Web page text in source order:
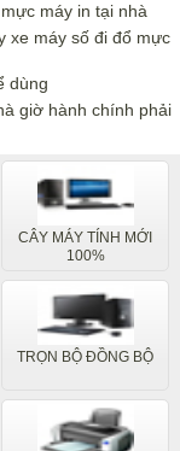
máy in tại nhà
xe máy số đi đổ mực
dùng
giờ hành chính phải
CÂY MÁY TÍNH MỚI
100%
TRỌN BỘ ĐỒNG BỘ